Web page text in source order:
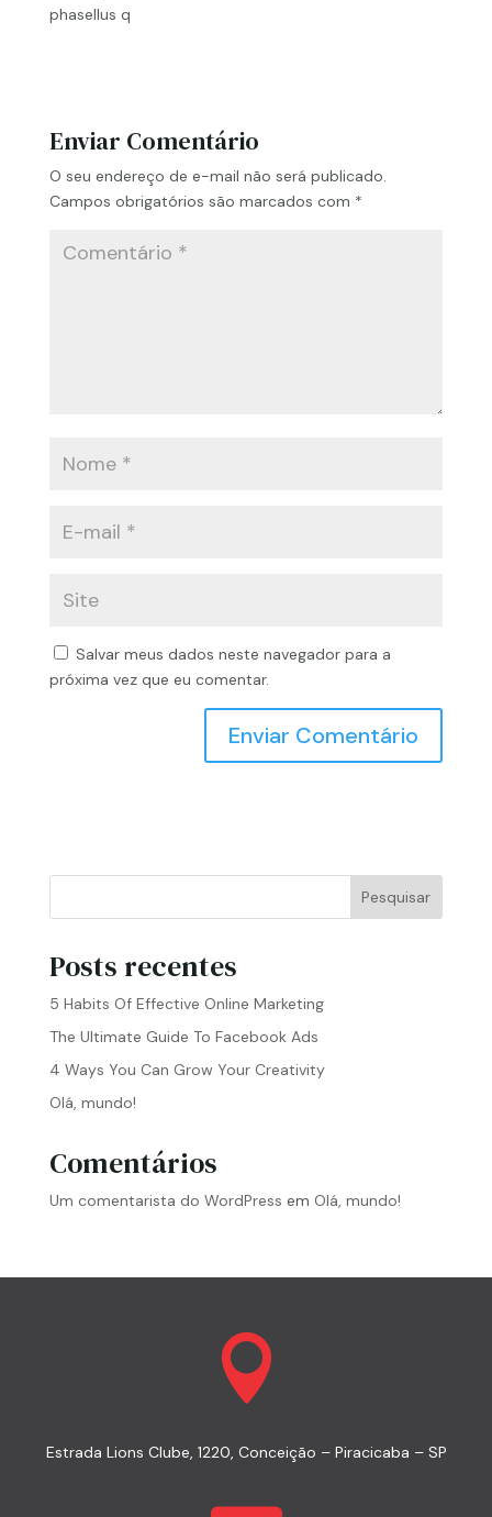
phasellus q
Enviar Comentário
O seu endereço de e-mail não será publicado.
Campos obrigatórios são marcados com *
Salvar meus dados neste navegador para a
próxima vez que eu comentar.
Pesquisar
Posts recentes
5 Habits Of Effective Online Marketing
The Ultimate Guide To Facebook Ads
4 Ways You Can Grow Your Creativity
Olá, mundo!
Comentários
Um comentarista do WordPress em Olá, mundo!

Estrada Lions Clube, 1220, Conceição – Piracicaba – SP